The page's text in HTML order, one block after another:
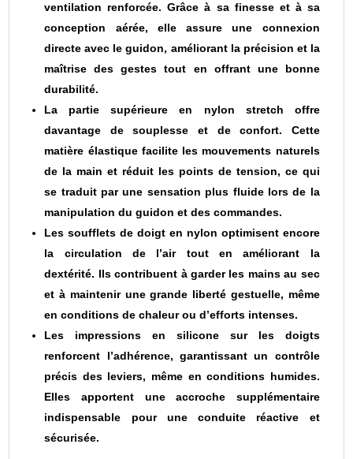
ventilation renforcée. Grâce à sa finesse et à sa
conception aérée, elle assure une connexion
directe avec le guidon, améliorant la précision et la
maîtrise des gestes tout en offrant une bonne
durabilité.
La partie supérieure en nylon stretch offre
davantage de souplesse et de confort. Cette
matière élastique facilite les mouvements naturels
de la main et réduit les points de tension, ce qui
se traduit par une sensation plus fluide lors de la
manipulation du guidon et des commandes.
Les soufflets de doigt en nylon optimisent encore
la circulation de l’air tout en améliorant la
dextérité. Ils contribuent à garder les mains au sec
et à maintenir une grande liberté gestuelle, même
en conditions de chaleur ou d’efforts intenses.
Les impressions en silicone sur les doigts
renforcent l’adhérence, garantissant un contrôle
précis des leviers, même en conditions humides.
Elles apportent une accroche supplémentaire
indispensable pour une conduite réactive et
sécurisée.